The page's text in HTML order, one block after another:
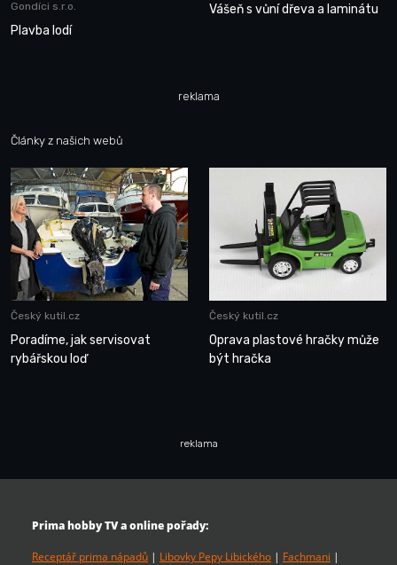
Gondíci s.r.o.
Plavba lodí
Vášeň s vůní dřeva a laminátu
reklama
Články z našich webů
Český kutil.cz
Poradíme, jak servisovat
rybářskou loď
Český kutil.cz
Oprava plastové hračky může
být hračka
reklama
Prima hobby TV a online pořady:
Receptář prima nápadů | Libovky Pepy Libického | Fachmani |